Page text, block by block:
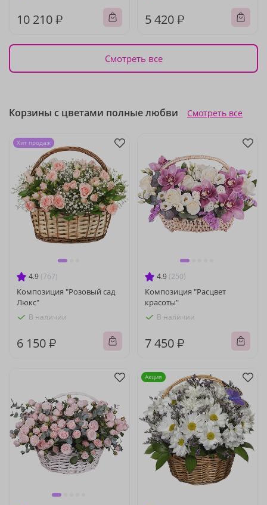
10 210 ₽ 5 420 ₽
Смотреть все
Корзины с цветами полные любви Смотреть все
4.9 (767)
Композиция "Розовый сад
Люкс"
В наличии
6 150 ₽
Хит продаж
4.9 (250)
Композиция "Расцвет
красоты"
В наличии
7 450 ₽
Акция